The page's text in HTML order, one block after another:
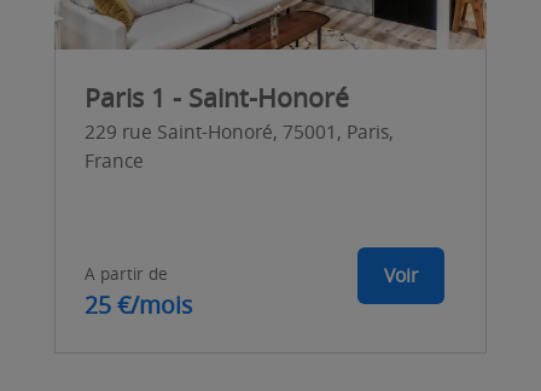
Paris 1 - Saint-Honoré
229 rue Saint-Honoré, 75001, Paris,
France
A partir de
25 €/mois
Voir